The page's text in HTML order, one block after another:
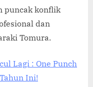
puncak konflik
dan
Tomura.
Lagi : One Punch
Ini!